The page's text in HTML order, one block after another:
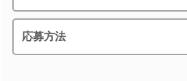
応募方法